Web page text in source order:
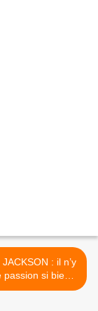
: il n’y
si bien
qui ne se